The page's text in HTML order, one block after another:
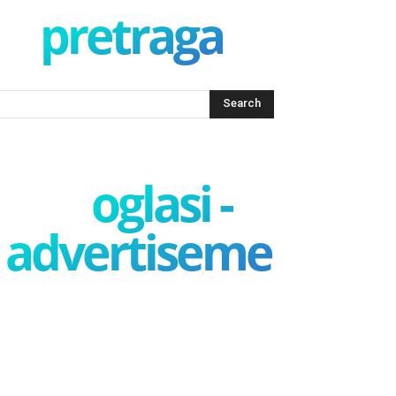
pretraga
oglasi -
advertisement